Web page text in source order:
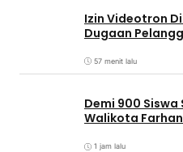
Izin Videotron
Dugaan
57 menit lalu
Demi 900 Siswa
Walikota
1 jam lalu